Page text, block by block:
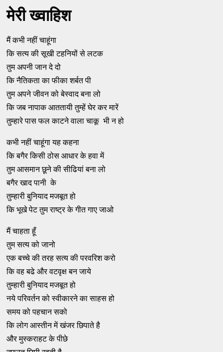
मेरी ख्वाहिश
मैं कभी नहीं चाहूंगा
कि सत्य की सूखी टहनियों से लटक
तुम अपनी जान दे दो
कि नैतिकता का फीका शर्बत पी
तुम अपने जीवन को बेस्वाद बना लो
कि जब नापाक आततायी तुम्हें घेर कर मारें
तुम्हारे पास फल काटने वाला चाकू भी न हो
कभी नहीं चाहूंगा यह कहना
कि बगैर किसी ठोस आधार के हवा में
तुम आसमान छूने की सीढियां बना लो
बगैर खाद पानी के
तुम्हारी बुनियाद मजबूत हो
कि भूखे पेट तुम राष्ट्र के गीत गाए जाओ
मैं चाहता हूँ
तुम सत्य को जानो
एक बच्चे की तरह सत्य की परवरिश करो
कि वह बढे और वटवृक्ष बन जाये
तुम्हारी बुनियाद मजबूत हो
नये परिवर्तन को स्वीकारने का साहस हो
समय को पहचान सको
कि लोग आस्तीन में खंजर छिपाते है
और मुस्कराहट के पीछे